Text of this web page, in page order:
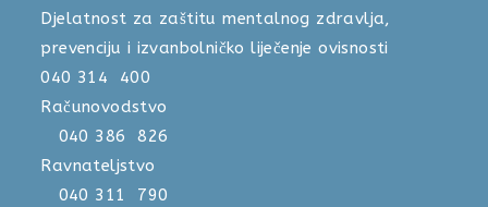
Djelatnost za zaštitu mentalnog zdravlja,
prevenciju i izvanbolničko liječenje ovisnosti
040 314 400
Računovodstvo
040 386 826
Ravnateljstvo
040 311 790